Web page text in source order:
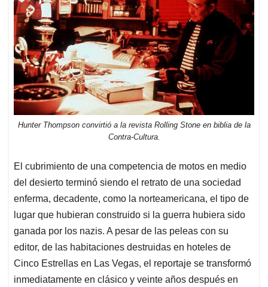
Hunter Thompson convirtió a la revista Rolling Stone en biblia de la
Contra-Cultura.
El cubrimiento de una competencia de motos en medio
del desierto terminó siendo el retrato de una sociedad
enferma, decadente, como la norteamericana, el tipo de
lugar que hubieran construido si la guerra hubiera sido
ganada por los nazis. A pesar de las peleas con su
editor, de las habitaciones destruidas en hoteles de
Cinco Estrellas en Las Vegas, el reportaje se transformó
inmediatamente en clásico y veinte años después en